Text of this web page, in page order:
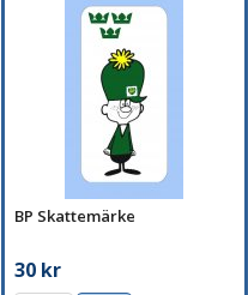
BP Skattemärke
30 kr